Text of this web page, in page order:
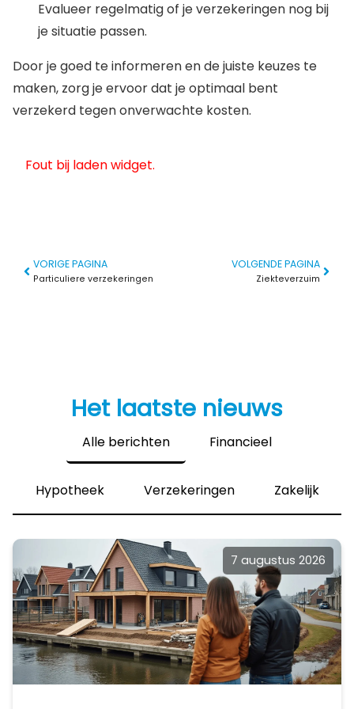
Evalueer regelmatig of je verzekeringen nog bij
je situatie passen.
Door je goed te informeren en de juiste keuzes te
maken, zorg je ervoor dat je optimaal bent
verzekerd tegen onverwachte kosten.
Fout bij laden widget.
VORIGE PAGINA
Particuliere verzekeringen
VOLGENDE PAGINA
Ziekteverzuim
Het laatste nieuws
Alle berichten Financieel
Hypotheek Verzekeringen Zakelijk
7 augustus 2026